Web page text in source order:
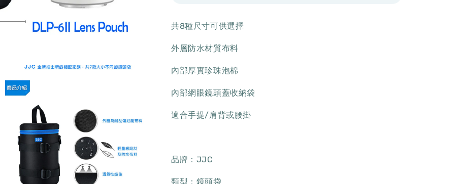
共8種尺寸可供選擇
外層防水材質布料
內部厚實珍珠泡棉
內部網眼鏡頭蓋收納袋
適合手提/肩背或腰掛
品牌：JJC
類型：鏡頭袋